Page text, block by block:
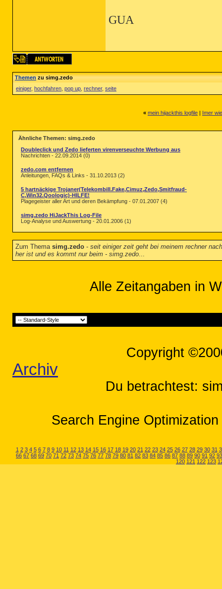
GUA
Themenzu simg.zedo
einiger, hochfahren pop up rechner, seite
« mein hijackthis logfile | Imer
Ähnliche Themen: simg.zedo
Doubleclick und Zedo lieferten virenverseuchte Werbung aus
Nachrichten - 22.09.2014 (0)
zedo.com entfernen
Anleitungen, FAQs & Links - 31.10.2013 (2)
5 hartnäckige Trojaner(Telekombill.Fake,Cimuz,Zedo,Smitfraud-
C,Win32.Qoologic)-HILFE!
Plagegeister aller Art und deren Bekämpfung - 07.01.2007 (4)
simg.zedo HiJackThis Log-File
Log-Analyse und Auswertung - 20.01.2006 (1)
Zum Thema simg.zedo - seit einiger zeit geht bei meinem rechner
her ist und es kommt nur beim - simg.zedo...
Alle Zeitangaben in
Copyright
Archiv
Du betrachtest:
Search Engine
1 2 3 4 5 6 7 8 9 10 11 12 13 14 15 16 17 18 19 20 21 22 23 24 25 26 27 28 29 30 31
66 67 68 69 70 71 72 73 74 75 76 77 78 79 80 81 82 83 84 85 86 87 88 89 90 91 92 93
120 121 122 123